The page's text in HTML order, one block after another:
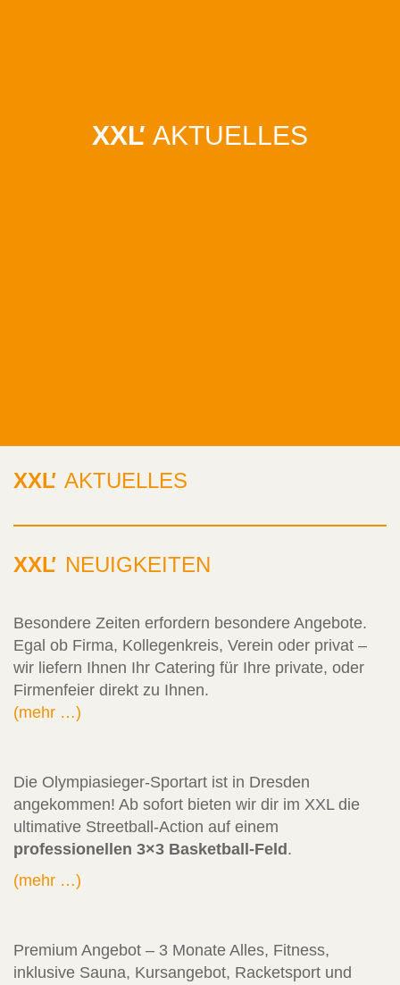
XXL
' AKTUELLES
XXL
' AKTUELLES
XXL
' NEUIGKEITEN
Besondere Zeiten erfordern besondere Angebote.
Egal ob Firma, Kollegenkreis, Verein oder privat –
wir liefern Ihnen Ihr Catering für Ihre private, oder
Firmenfeier direkt zu Ihnen.
(mehr …)
Die Olympiasieger-Sportart ist in Dresden
angekommen! Ab sofort bieten wir dir im XXL die
ultimative Streetball-Action auf einem
professionellen 3×3 Basketball-Feld .
(mehr …)
Premium Angebot – 3 Monate Alles, Fitness,
inklusive Sauna, Kursangebot, Racketsport und